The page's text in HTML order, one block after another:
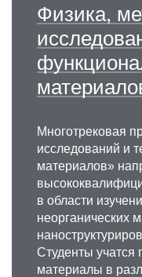
Физика,
Многотрековая
исследований и
материалов»
в области
неорганических
Студенты
материалы в